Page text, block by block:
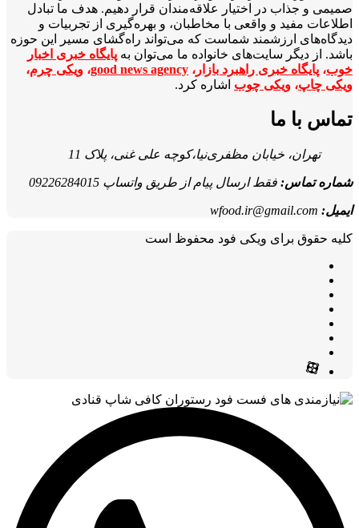
صمیمی و جذاب در اختیار علاقه‌مندان قرار دهیم. هدف ما تبادل
اطلاعات مفید و واقعی با مخاطبان، و بهره‌گیری از تجربیات و
دیدگاه‌های ارزشمند شماست که می‌تواند راه‌گشای مسیر این حوزه
باشد. از دیگر سایت‌های خانواده ما می‌توان به پایگاه خبری اخبار
خوب، پایگاه خبری راهبرد بازار ، good news agency، ویکی چرم،
ویکی چاپ، ویکی چوب اشاره کرد.
تماس با ما
تهران، خیابان مظفری‌نیا،کوچه علی غنی، پلاک 11
شماره تماس: فقط ارسال پیام از طریق واتساپ 09226284015
ایمیل: wfood.ir@gmail.com
کلیه حقوق برای ویکی فود محفوظ است